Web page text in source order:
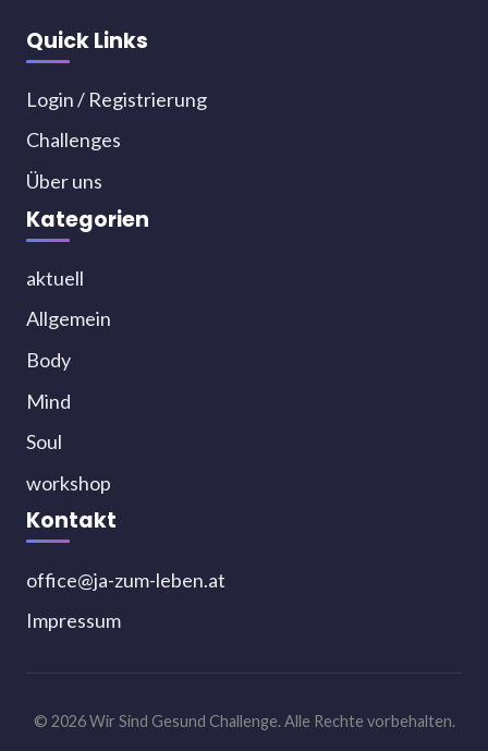
Quick Links
Login / Registrierung
Challenges
Über uns
Kategorien
aktuell
Allgemein
Body
Mind
Soul
workshop
Kontakt
office@ja-zum-leben.at
Impressum
© 2026 Wir Sind Gesund Challenge. Alle Rechte vorbehalten.